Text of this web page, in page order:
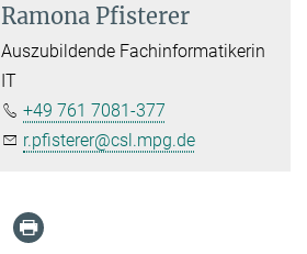
Ramona Pfisterer
Auszubildende Fachinformatikerin
IT
+49 761 7081-377
r.pfisterer@csl.mpg.de